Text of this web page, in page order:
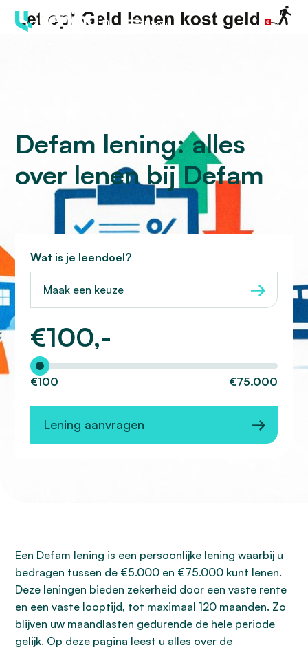
Menu
Defam lening: alles
over lenen bij Defam
Wat is je leendoel?
Maak een keuze
€100,-
Hoeveel wilt u lenen?
€100 €75.000
Lening aanvragen
Een Defam lening is een persoonlijke lening waarbij u
bedragen tussen de €5.000 en €75.000 kunt lenen.
Deze leningen bieden zekerheid door een vaste rente
en een vaste looptijd, tot maximaal 120 maanden. Zo
blijven uw maandlasten gedurende de hele periode
gelijk. Op deze pagina leest u alles over de